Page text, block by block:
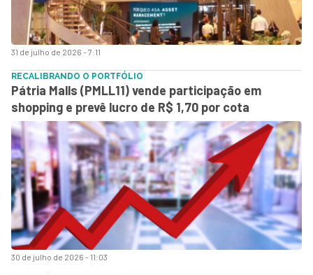
31 de julho de 2026 - 7:11
30 de julho de 2026 - 11:03
RECALIBRANDO O PORTFÓLIO
Pátria Malls (PMLL11) vende participação em
shopping e prevê lucro de R$ 1,70 por cota